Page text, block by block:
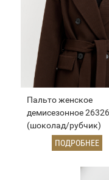
Пальто женское
демисезонное 26326
(шоколад/рубчик)
ПОДРОБНЕЕ